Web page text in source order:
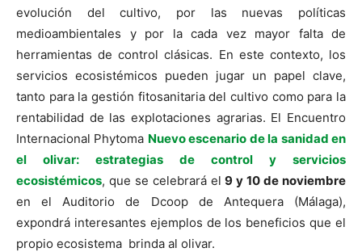
evolución del cultivo, por las nuevas políticas
medioambientales y por la cada vez mayor falta de
herramientas de control clásicas. En este contexto, los
servicios ecosistémicos pueden jugar un papel clave,
tanto para la gestión fitosanitaria del cultivo como para la
rentabilidad de las explotaciones agrarias. El Encuentro
Internacional Phytoma Nuevo escenario de la sanidad en
el olivar: estrategias de control y servicios
ecosistémicos, que se celebrará el9 y 10 de noviembre
en el Auditorio de Dcoop de Antequera (Málaga),
expondrá interesantes ejemplos de los beneficios que el
propio ecosistema brinda al olivar.